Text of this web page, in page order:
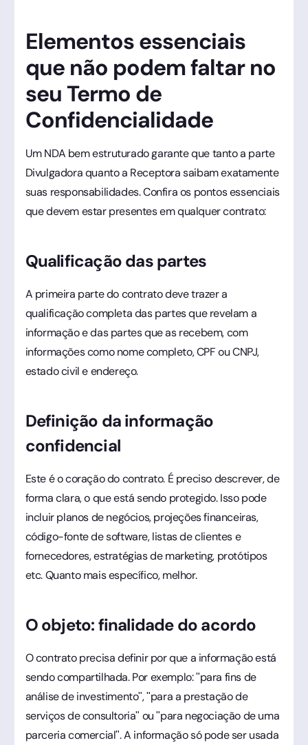
Elementos essenciais
que não podem faltar no
seu Termo de
Confidencialidade
Um NDA bem estruturado garante que tanto a parte
Divulgadora quanto a Receptora saibam exatamente
suas responsabilidades. Confira os pontos essenciais
que devem estar presentes em qualquer contrato:
Qualificação das partes
A primeira parte do contrato deve trazer a
qualificação completa das partes que revelam a
informação e das partes que as recebem, com
informações como nome completo, CPF ou CNPJ,
estado civil e endereço.
Definição da informação
confidencial
Este é o coração do contrato. É preciso descrever, de
forma clara, o que está sendo protegido. Isso pode
incluir planos de negócios, projeções financeiras,
código-fonte de software, listas de clientes e
fornecedores, estratégias de marketing, protótipos
etc. Quanto mais específico, melhor.
O objeto: finalidade do acordo
O contrato precisa definir por que a informação está
sendo compartilhada. Por exemplo: "para fins de
análise de investimento", "para a prestação de
serviços de consultoria" ou "para negociação de uma
parceria comercial". A informação só pode ser usada